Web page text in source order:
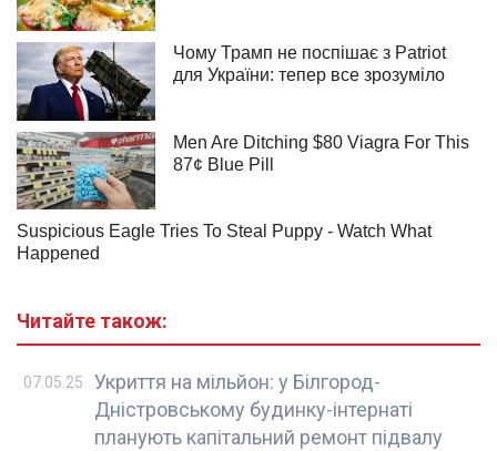
Читайте також:
Укриття на мільйон: у Білгород-
Дністровському будинку-інтернаті
планують капітальний ремонт підвалу
07.05.25